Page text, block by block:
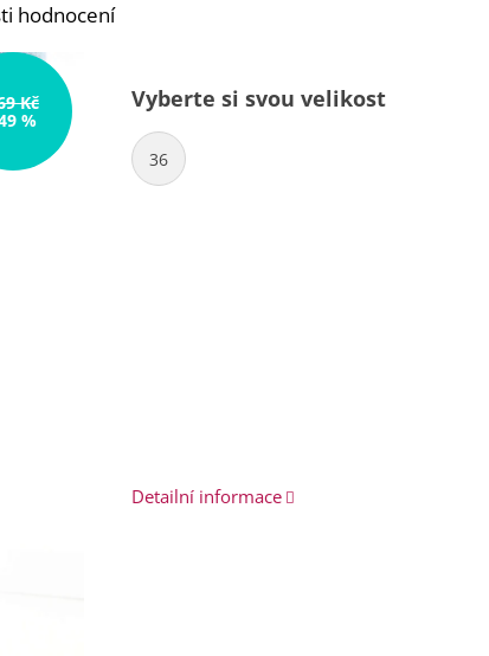
hodnocení
Kč
%
Vyberte si svou velikost
36
Detailní informace